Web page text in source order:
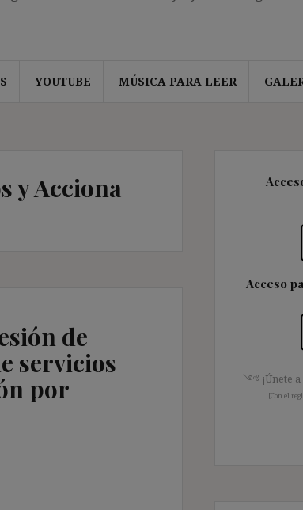
YOUTUBE MÚSICA PARA LEER
y Acciona
de
servicios
por
Acceso
༺ ¡Únete a
[Con el